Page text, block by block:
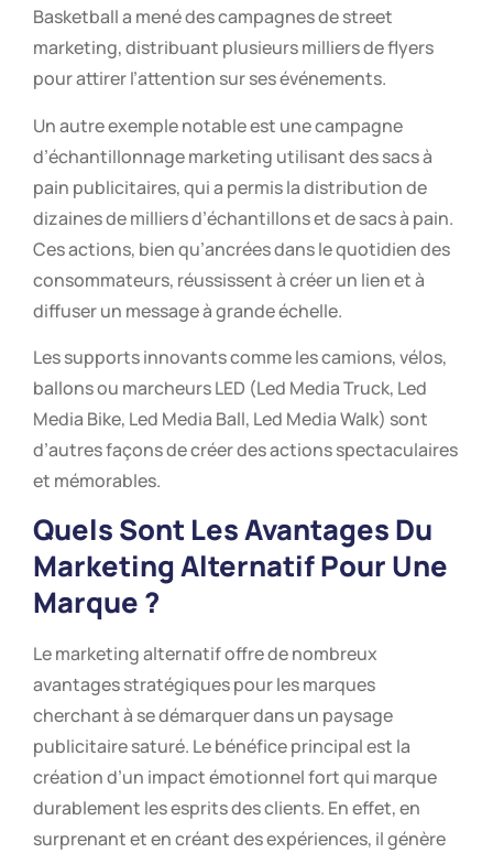
Basketball a mené des campagnes de street
marketing, distribuant plusieurs milliers de flyers
pour attirer l’attention sur ses événements.
Un autre exemple notable est une campagne
d’échantillonnage marketing utilisant des sacs à
pain publicitaires, qui a permis la distribution de
dizaines de milliers d’échantillons et de sacs à pain.
Ces actions, bien qu’ancrées dans le quotidien des
consommateurs, réussissent à créer un lien et à
diffuser un message à grande échelle.
Les supports innovants comme les camions, vélos,
ballons ou marcheurs LED (Led Media Truck, Led
Media Bike, Led Media Ball, Led Media Walk) sont
d’autres façons de créer des actions spectaculaires
et mémorables.
Quels Sont Les Avantages Du
Marketing Alternatif Pour Une
Marque ?
Le marketing alternatif offre de nombreux
avantages stratégiques pour les marques
cherchant à se démarquer dans un paysage
publicitaire saturé. Le bénéfice principal est la
création d’un impact émotionnel fort qui marque
durablement les esprits des clients. En effet, en
surprenant et en créant des expériences, il génère